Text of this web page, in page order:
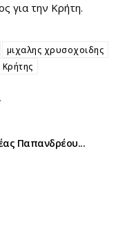
για την Κρήτη.
μιχαλης χρυσοχοιδης
Παπανδρέου...